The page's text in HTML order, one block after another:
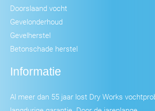
Doorslaand vocht
Gevelonderhoud
Gevelherstel
Betonschade herstel
Informatie
Al meer dan 55 jaar lost Dry Works